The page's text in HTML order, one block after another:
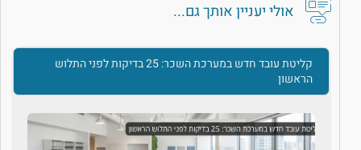
אולי יעניין אותך גם...
קליטת עובד חדש במערכת השכר: 25 בדיקות לפני התלוש
הראשון